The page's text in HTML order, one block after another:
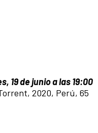
19 de junio a las 19:00
2020, Perú, 65